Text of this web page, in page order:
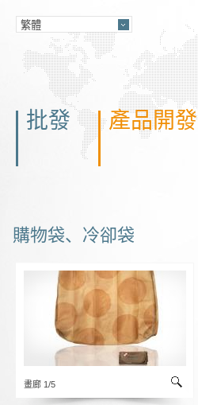
批發 產品開發
購物袋、冷卻袋
畫廊 1/5